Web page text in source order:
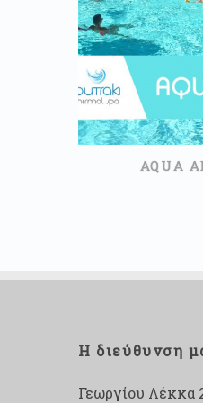
ΔΙΑΒΑΣΤΕ
AQUA
Η διεύθυνση
Γεωργίου Λέκκα